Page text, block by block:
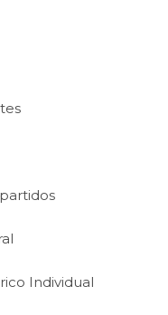
Individual